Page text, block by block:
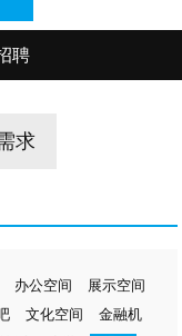
聘
求
办公空间
展示空间
文化空间
金融机